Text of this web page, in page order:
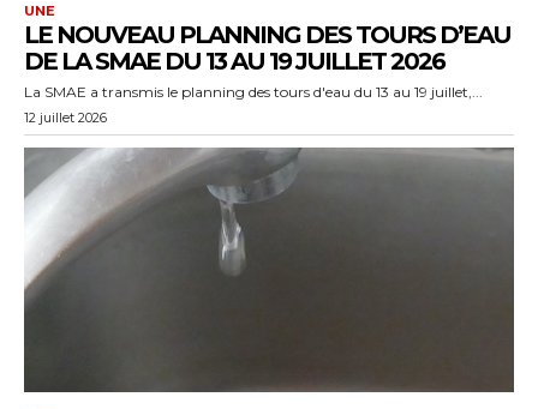
UNE
LE NOUVEAU PLANNING DES TOURS D’EAU
DE LA SMAE DU 13 AU 19 JUILLET 2026
La SMAE a transmis le planning des tours d'eau du 13 au 19 juillet,...
12 juillet 2026